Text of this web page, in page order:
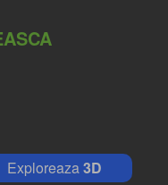
Exploreaza 3D